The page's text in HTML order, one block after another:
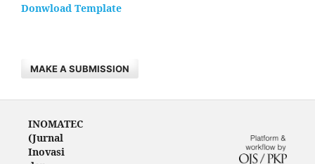
Donwload Template
MAKE A SUBMISSION
INOMATEC
(Jurnal
Inovasi